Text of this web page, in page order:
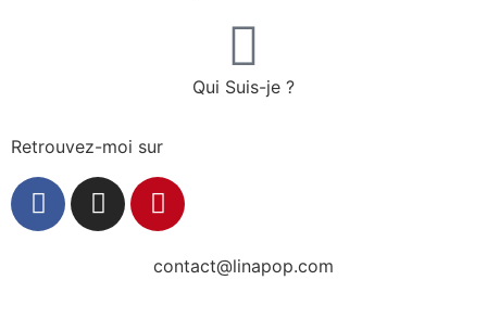
Qui Suis-je ?
Retrouvez-moi sur
contact@linapop.com